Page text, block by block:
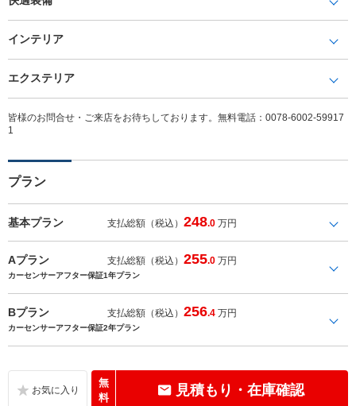
インテリア
エクステリア
皆様のお問合せ・ご来店をお待ちしております。無料電話：0078-6002-59917
1
プラン
基本プラン 支払総額（税込）248.0 万円
Aプラン 支払総額（税込）255.0 万円
カーセンサーアフター保証1年プラン
Bプラン 支払総額（税込）256.4 万円
カーセンサーアフター保証2年プラン
無
料
見積もり・在庫確認